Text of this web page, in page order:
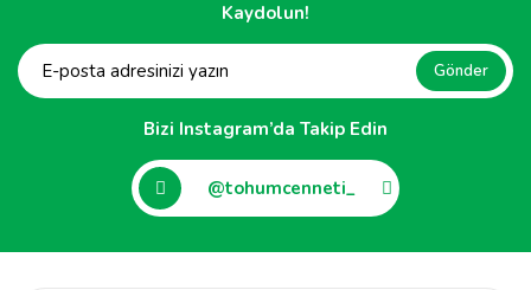
Kaydolun!
Gönder
Bizi Instagram’da Takip Edin
@tohumcenneti_